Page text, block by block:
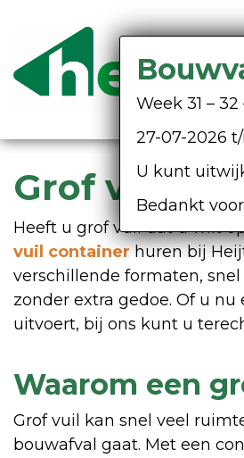
Grof vuil
Heeft u grof vuil dat u wilt
vuil containerhuren bij
verschillende formaten,
zonder extra gedoe. Of u
uitvoert, bij ons kunt u
Waarom een
Grof vuil kan snel veel
bouwafval gaat. Met een
Week 31 –
27-07-2026
U kunt
Bedankt